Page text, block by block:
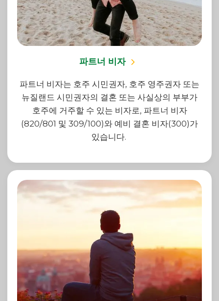
파트너 비자
파트너 비자는 호주 시민권자, 호주 영주권자 또는
뉴질랜드 시민권자의 결혼 또는 사실상의 부부가
호주에 거주할 수 있는 비자로, 파트너 비자
(820/801 및 309/100)와 예비 결혼 비자(300)가
있습니다.